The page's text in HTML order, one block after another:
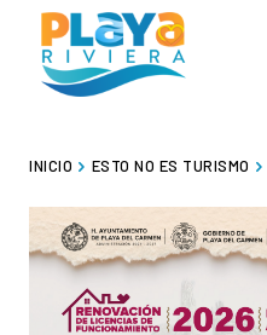
INICIO ESTO NO ES TURISMO